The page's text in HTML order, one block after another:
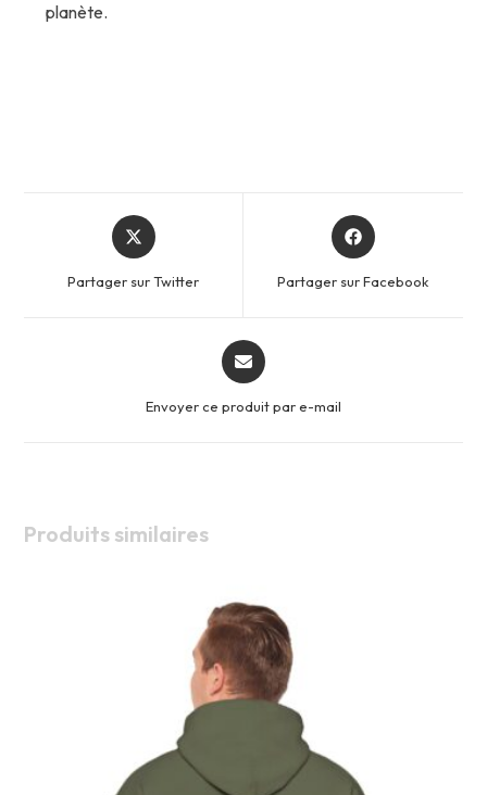
planète.
Opens
in
new
Partager sur Twitter
Opens
in
new
Partager sur Facebook
Opens
in
new
Envoyer ce produit par e-mail
Produits similaires